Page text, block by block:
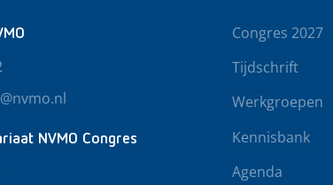
NVMO Congres
Congres 2027
Tijdschrift
Werkgroepen
Kennisbank
Agenda